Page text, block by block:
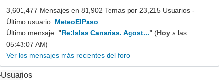
3,601,477 Mensajes en 81,902 Temas por 23,215 Usuarios -
Último usuario: MeteoElPaso
Último mensaje: "Re:Islas Canarias. Agost..." (Hoy a las
05:43:07 AM)
Ver los mensajes más recientes del foro.
Usuarios